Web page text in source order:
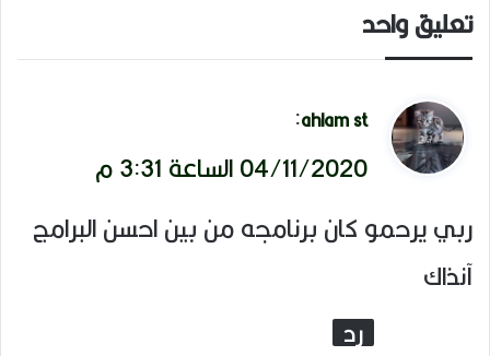
تعليق واحد
ي
ق
و
ahlam st
:
04/11/2020 الساعة 3:31 م
ربي يرحمو كان برنامجه من بين احسن البرامج
آنذاك
رد